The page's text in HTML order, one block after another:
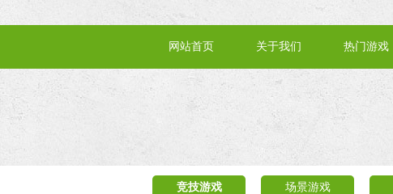
网站首页 关于我们 热门游戏
竞技游戏 场景游戏